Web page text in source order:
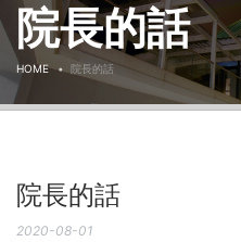
院長的話
HOME 院長的話
院長的話
2020-08-01